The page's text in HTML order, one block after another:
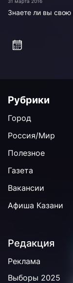
Знаете ли вы
Рубрики
Город
Россия/Мир
Полезное
Газета
Вакансии
Афиша Казани
Редакция
Реклама
Выборы 2025